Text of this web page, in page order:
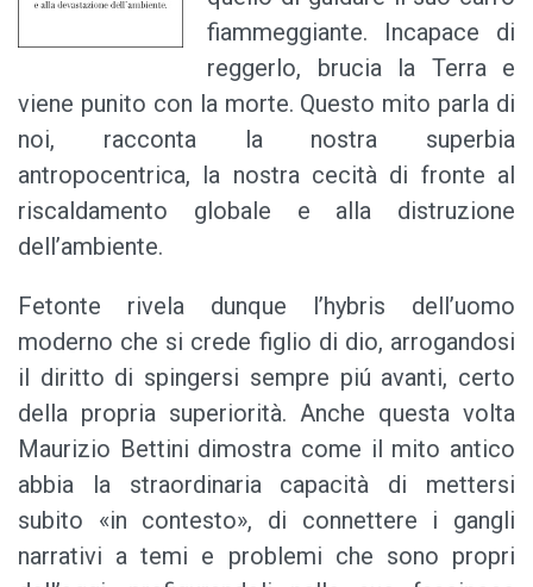
fiammeggiante. Incapace di
reggerlo, brucia la Terra e
viene punito con la morte. Questo mito parla di
noi, racconta la nostra superbia
antropocentrica, la nostra cecità di fronte al
riscaldamento globale e alla distruzione
dell’ambiente.
Fetonte rivela dunque l’hybris dell’uomo
moderno che si crede figlio di dio, arrogandosi
il diritto di spingersi sempre piú avanti, certo
della propria superiorità. Anche questa volta
Maurizio Bettini dimostra come il mito antico
abbia la straordinaria capacità di mettersi
subito «in contesto», di connettere i gangli
narrativi a temi e problemi che sono propri